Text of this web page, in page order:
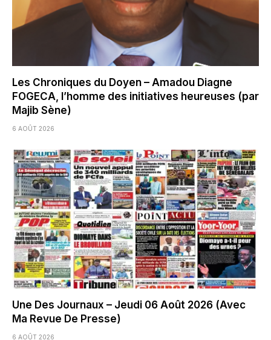
Les Chroniques du Doyen – Amadou Diagne
FOGECA, l’homme des initiatives heureuses (par
Majib Sène)
6 AOÛT 2026
Une Des Journaux – Jeudi 06 Août 2026 (Avec
Ma Revue De Presse)
6 AOÛT 2026